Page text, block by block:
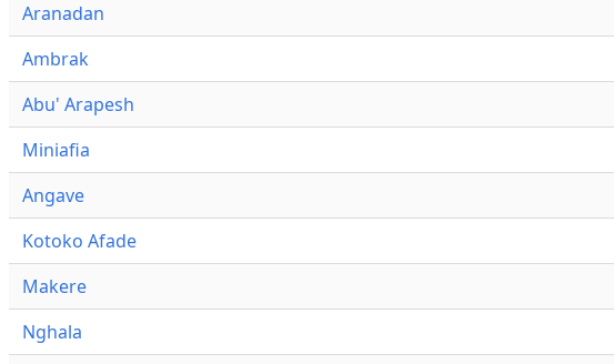
Aranadan
Ambrak
Abu' Arapesh
Miniafia
Angave
Kotoko Afade
Makere
Nghala